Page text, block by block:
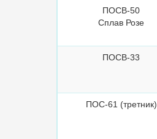
ПОСВ-50
Сплав Розе
ПОСВ-33
ПОС-61 (третник)